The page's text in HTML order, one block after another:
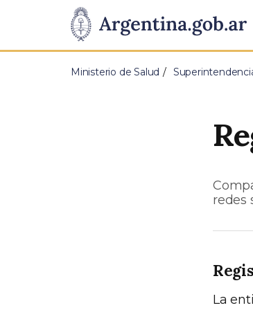
Presidencia
de
Pasar al contenido principal
Ministerio de Salud
redes
La